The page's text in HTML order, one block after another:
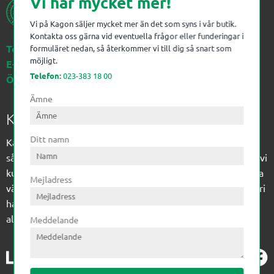
Telefon:023-383 18 00
E-post:kagon@kagon.se
Öppettider:Måndag-Fredag, 07-16
Kagon AB
Kagon har sedan 1972 levererat kompetens till
sågverksindustrin och övrig industri. Till träindustrin tillför vi
kunskap med optimeringslösningar från timmerplanen hela
vägen fram till paketering/emballering och till övrig industri
har vi ett komplement sortiment av teknikprodukter med
allt ifrån slangtillverkning till transmission och lager.
Vi på Kagon säljer mycket mer än det som syns i vår butik.
Kontakta oss gärna vid eventuella frågor eller funderingar i
formuläret nedan, så återkommer vi till dig så snart som
möjligt.
Telefon:023-383 18 00
Ämne
Ditt namn
Mejladress
Meddelande